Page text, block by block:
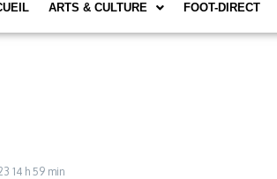
ARTS & CULTURE FOOT-DIRECT
14 h 59 min